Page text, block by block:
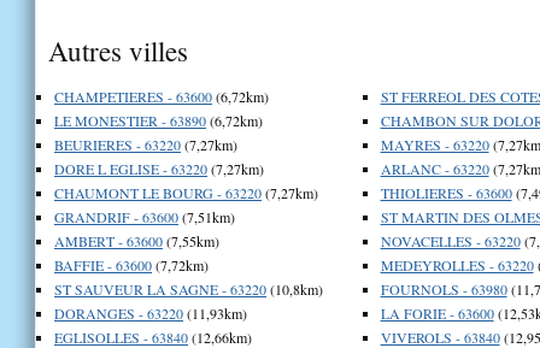
Autres villes
CHAMPETIERES - 63600(6,72km)
LE MONESTIER - 63890(6,72km)
BEURIERES - 63220(7,27km)
DORE L EGLISE - 63220(7,27km)
CHAUMONT LE BOURG - 63220(7,27km)
GRANDRIF - 63600(7,51km)
AMBERT - 63600(7,55km)
BAFFIE - 63600(7,72km)
ST SAUVEUR LA SAGNE - 63220(10,8km)
DORANGES - 63220(11,93km)
EGLISOLLES - 63840(12,66km)
ST FERREOL DES
CHAMBON SUR
MAYRES - 63220
ARLANC - 63220
THIOLIERES - 63600
ST MARTIN DES
NOVACELLES - 63220
MEDEYROLLES - 63220
FOURNOLS - 63980
LA FORIE - 63600
VIVEROLS - 63840